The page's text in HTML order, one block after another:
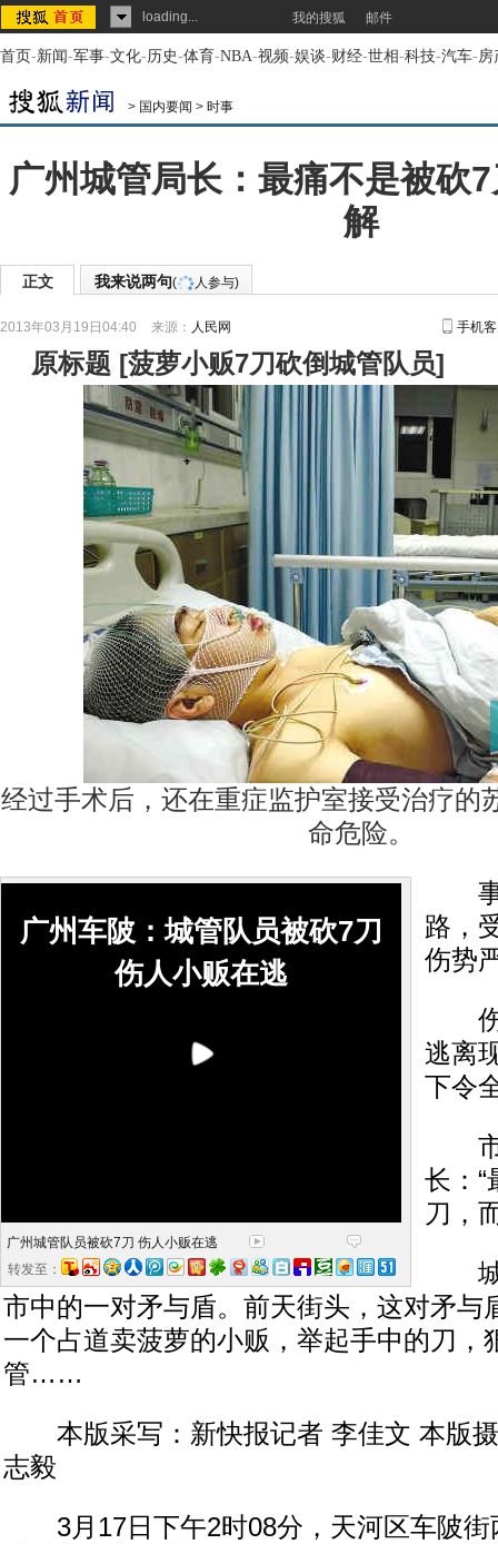
loading... 我的搜狐 邮件
首页-新闻-军事-文化-历史-体育-NBA-视频-娱谈-财经-世相-科技-汽车-房
> 国内要闻 > 时事
广州城管局长：最痛不是被砍
解
正文 我来说两句( 人参与)
2013年03月19日04:40 来源： 人民网 手机
原标题 [菠萝小贩7刀砍倒城管队员]
经过手术后，还在重症监护室接受治疗的
命危险。
广州车陂：城管队员被砍7刀
伤人小贩在逃
广州城管队员被砍7刀 伤人小贩在逃
转发至：
事
路，
伤势
伤
逃离
下令
市
长：“
刀，
城
市中的一对矛与盾。前天街头，这对矛与
一个占道卖菠萝的小贩，举起手中的刀，
管……
本版采写：新快报记者 李佳文 本版摄
志毅
3月17日下午2时08分，天河区车陂街